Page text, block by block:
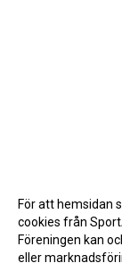
För att hemsidan
cookies från
Föreningen kan
eller